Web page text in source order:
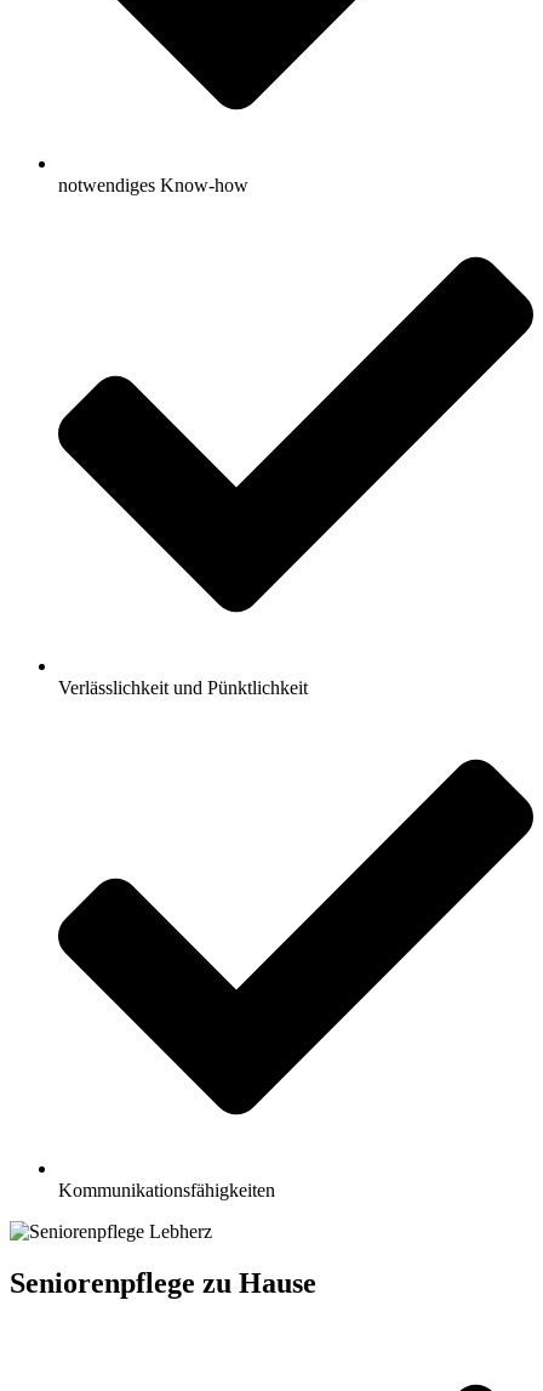
notwendiges Know-how
Verlässlichkeit und Pünktlichkeit
Kommunikationsfähigkeiten
Seniorenpflege zu Hause